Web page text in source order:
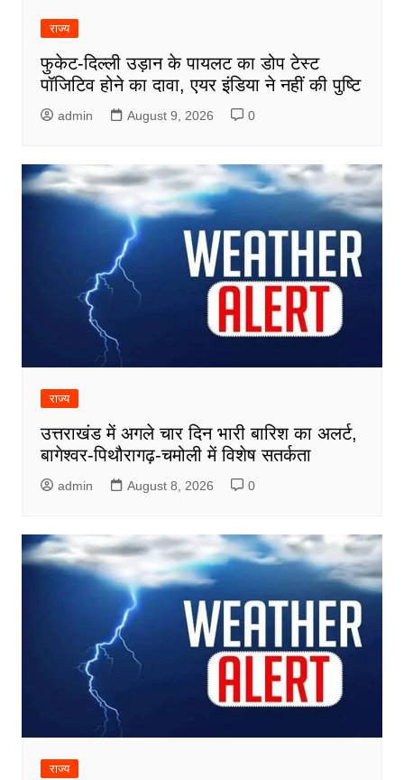
राज्य
फुकेट-दिल्ली उड़ान के पायलट का डोप टेस्ट
पॉजिटिव होने का दावा, एयर इंडिया ने नहीं की पुष्टि
admin August 9, 2026 0
राज्य
उत्तराखंड में अगले चार दिन भारी बारिश का अलर्ट,
बागेश्वर-पिथौरागढ़-चमोली में विशेष सतर्कता
admin August 8, 2026 0
राज्य